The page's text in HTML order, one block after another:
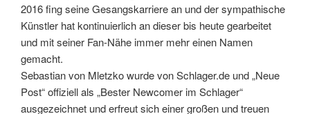
2016 fing seine Gesangskarriere an und der sympathische
Künstler hat kontinuierlich an dieser bis heute gearbeitet
und mit seiner Fan-Nähe immer mehr einen Namen
gemacht.
Sebastian von Mletzko wurde von Schlager.de und „Neue
Post“ offiziell als „Bester Newcomer im Schlager“
ausgezeichnet und erfreut sich einer großen und treuen